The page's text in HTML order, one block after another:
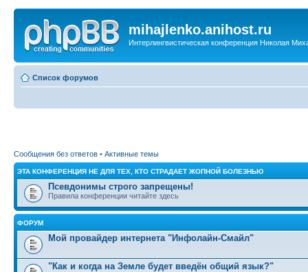
mihajlenko.anihost.ru
Интерлингвистическая конференция Николая
Список форумов
Сообщения без ответов • Активные темы
ЭТА КОНФЕРЕНЦИЯ НЕ ДЛЯ ТЕХ, КТО СТРАДАЕТ ЖОПНОЙ БОЛЕЗНЬЮ
Псевдонимы строго запрещены!
Правила конференции читайте здесь
ФОРУМ
Мой провайдер интернета "Инфолайн-Смайл"
"Как и когда на Земле будет введён общий язык?"